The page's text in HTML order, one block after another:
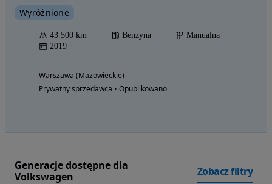
Wyróżnione
43 500 km Benzyna
Manualna
2019
Warszawa (Mazowieckie)
Prywatny sprzedawca • Opublikowano
Generacje dostępne dla
Volkswagen
Zobacz filtry